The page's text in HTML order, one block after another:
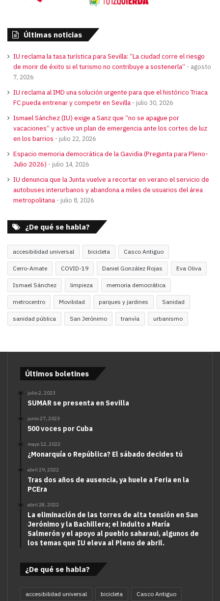
Últimas noticias
IU reclama la tasa turística para Sevilla: “La ciudad corre el riesgo
de morir de éxito si el turismo no contribuye a sostenerla”
agosto
7, 2026
IU reclama al IMD una solución urgente para que el histórico Triaca
FC pueda entrenar y competir en Sevilla
julio 30, 2026
Ismael Sánchez (IU) exige a Sanz que “no se apague por
vacaciones” y active un plan de emergencia ante los cortes de luz
en los barrios
julio 22, 2026
Espacio memoria democrática de la Gavidia (Pregunta para Pleno-
Julio 2026)
julio 14, 2026
IU denuncia que la Junta vuelve a recortar en verano el servicio de
autobuses interurbanos y abandona a miles de usuarios del área
metropolitana
julio 8, 2026
¿De qué se habla?
accesibilidad universal bicicleta Casco Antiguo
Cerro-Amate COVID-19 Daniel González Rojas Eva Oliva
Ismael Sánchez limpieza memoria democrática
metrocentro Movilidad parques y jardines Sanidad
sanidad pública San Jerónimo tranvía urbanismo
Últimos boletines
julio 2, 2023
SUMAR se presenta en Sevilla
junio 27, 2023
500 voces por Cuba
mayo 12, 2022
¿Monarquía o República? El sábado decides tú
abril 29, 2022
Tras dos años de ausencia, ya huele a Feria en la
PCEra
abril 28, 2022
La eliminación de las torres de alta tensión en San
Jerónimo y la Bachillera; el indulto a María
Salmerón y el apoyo al pueblo saharaui, algunos de
los temas que IU eleva al Pleno de abril.
¿De qué se habla?
accesibilidad universal bicicleta Casco Antiguo